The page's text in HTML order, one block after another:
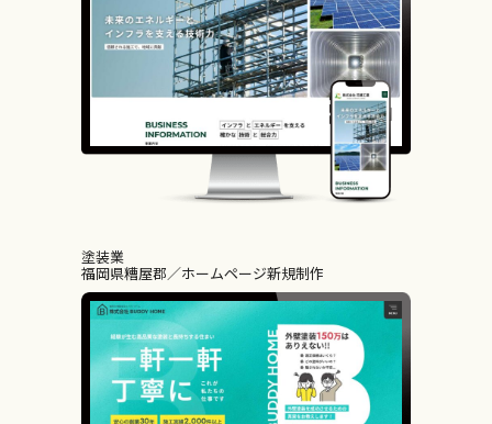
塗装業
福岡県糟屋郡 ホームページ新規制作